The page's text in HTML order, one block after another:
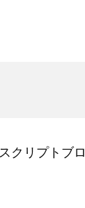
クリプトブロ